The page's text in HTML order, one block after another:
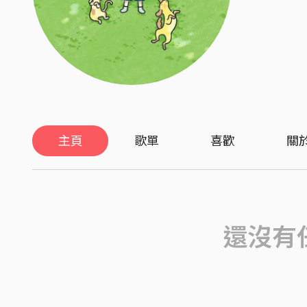
主頁 歌單 喜歡 關
還沒有